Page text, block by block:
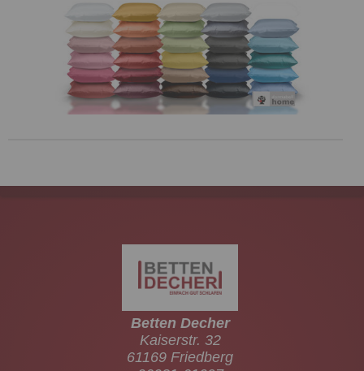
Betten Decher
Kaiserstr. 32
61169 Friedberg